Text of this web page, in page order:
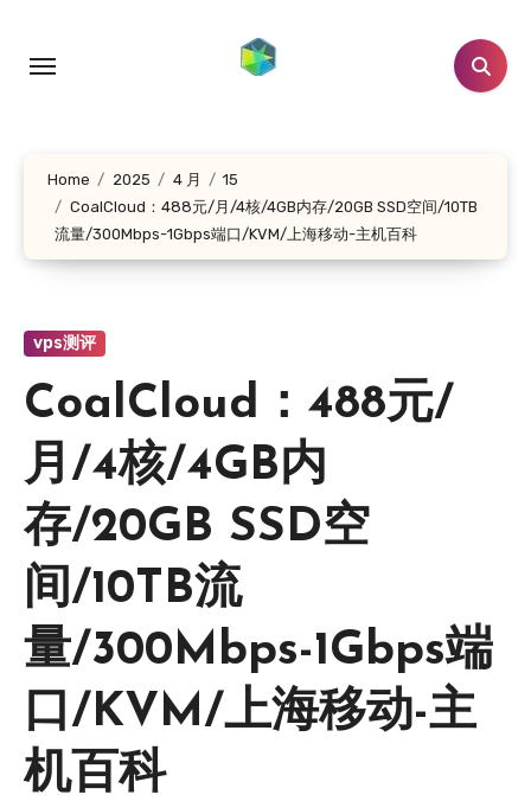
Home 2025 4 月
15
CoalCloud：488元/月/4核/4GB内存/20GB SSD空间/10TB
流量/300Mbps-1Gbps端口/KVM/上海移动-主机百科
vps测评
CoalCloud：488元/
月/4核/4GB内
存/20GB SSD空
间/10TB流
量/300Mbps-1Gbps端
口/KVM/上海移动-主
机百科